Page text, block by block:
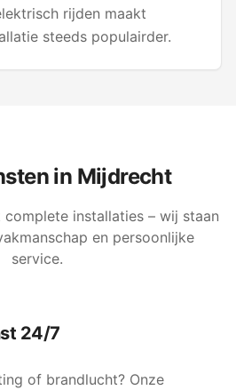
rijden maakt
steeds populairder.
in Mijdrecht
installaties – wij staan
en persoonlijke
service.
24/7
of brandlucht? Onze